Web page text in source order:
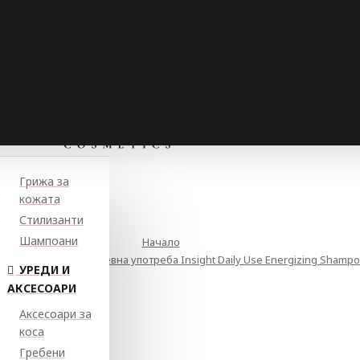
Грижа за
кожата
Стилизанти
Шампоани
УРЕДИ И
АКСЕСОАРИ
Аксесоари за
коса
Гребени
Начало
шампоан за ежедневна употреба Insight Daily Use Energizing